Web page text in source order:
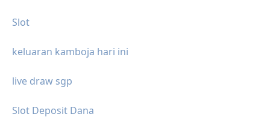
Slot
keluaran kamboja hari ini
live draw sgp
Slot Deposit Dana